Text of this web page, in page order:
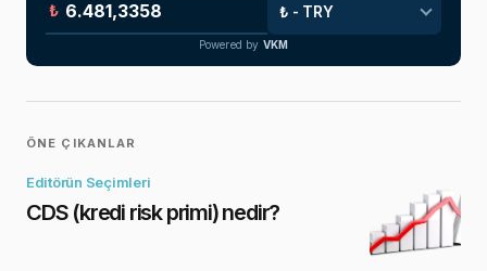
₺
Powered by VKM
ÖNE ÇIKANLAR
Editörün Seçimleri
CDS (kredi risk primi) nedir?